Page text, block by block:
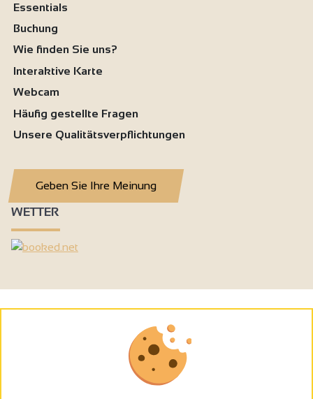
Essentials
Buchung
Wie finden Sie uns?
Interaktive Karte
Webcam
Häufig gestellte Fragen
Unsere Qualitätsverpflichtungen
Geben Sie Ihre Meinung
WETTER